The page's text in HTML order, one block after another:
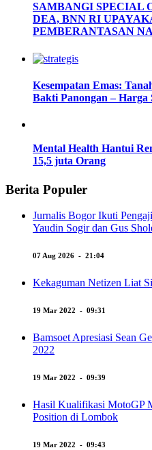
SAMBANGI SPECIAL
DEA, BNN RI
PEMBERANTASAN
Kesempatan Emas:
Bakti Panongan – Harga
Mental Health Hantui
15,5 juta Orang
Berita Populer
Jurnalis Bogor Ikuti
Yaudin Sogir dan Gus
07 Aug 2026 - 21:04
Kekaguman Netizen Liat
19 Mar 2022 - 09:31
Bamsoet Apresiasi Sean
2022
19 Mar 2022 - 09:39
Hasil Kualifikasi MotoGP
Position di Lombok
19 Mar 2022 - 09:43